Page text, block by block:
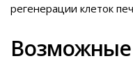
регенерации клеток